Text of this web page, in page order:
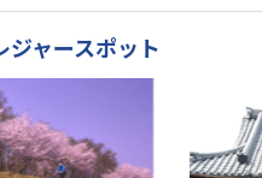
ャースポット